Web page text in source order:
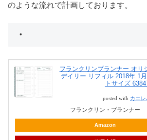
のような流れで計画しております。
・
フランクリンプランナー オリ
デイリー リフィル 2018年 1
トサイズ
posted with カエレ
フランクリン・プランナー
Amazon